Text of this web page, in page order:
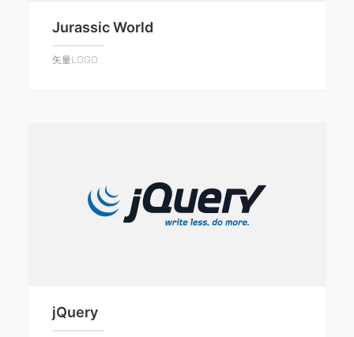
Jurassic World
矢量LOGO
jQuery